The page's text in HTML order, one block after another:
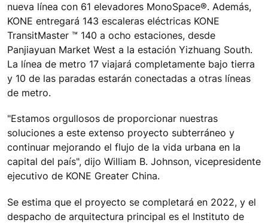
nueva línea con 61 elevadores MonoSpace®. Además,
KONE entregará 143 escaleras eléctricas KONE
TransitMaster ™ 140 a ocho estaciones, desde
Panjiayuan Market West a la estación Yizhuang South.
La línea de metro 17 viajará completamente bajo tierra
y 10 de las paradas estarán conectadas a otras líneas
de metro.
"Estamos orgullosos de proporcionar nuestras
soluciones a este extenso proyecto subterráneo y
continuar mejorando el flujo de la vida urbana en la
capital del país", dijo William B. Johnson, vicepresidente
ejecutivo de KONE Greater China.
Se estima que el proyecto se completará en 2022, y el
despacho de arquitectura principal es el Instituto de